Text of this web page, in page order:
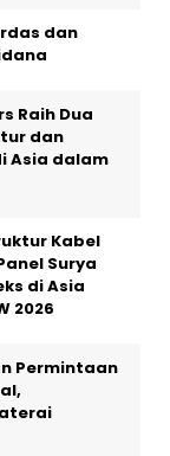
dan
Raih Dua
dan
Asia dalam
Kabel
Surya
di Asia
2026
Permintaan